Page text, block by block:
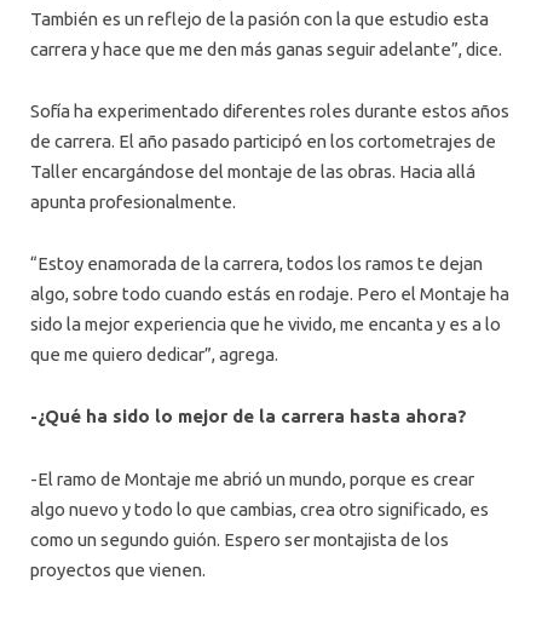
También es un reflejo de la pasión con la que estudio esta
carrera y hace que me den más ganas seguir adelante”, dice.
Sofía ha experimentado diferentes roles durante estos años
de carrera. El año pasado participó en los cortometrajes de
Taller encargándose del montaje de las obras. Hacia allá
apunta profesionalmente.
“Estoy enamorada de la carrera, todos los ramos te dejan
algo, sobre todo cuando estás en rodaje. Pero el Montaje ha
sido la mejor experiencia que he vivido, me encanta y es a lo
que me quiero dedicar”, agrega.
-¿Qué ha sido lo mejor de la carrera hasta ahora?
-El ramo de Montaje me abrió un mundo, porque es crear
algo nuevo y todo lo que cambias, crea otro significado, es
como un segundo guión. Espero ser montajista de los
proyectos que vienen.